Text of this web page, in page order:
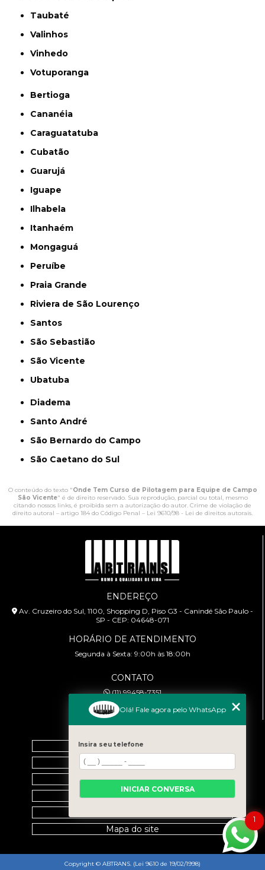
Taubaté
Valinhos
Vinhedo
Votuporanga
Bertioga
Cananéia
Caraguatatuba
Cubatão
Guarujá
Iguape
Ilhabela
Itanhaém
Mongaguá
Peruíbe
Praia Grande
Riviera de São Lourenço
Santos
São Sebastião
São Vicente
Ubatuba
Diadema
Santo André
São Bernardo do Campo
São Caetano do Sul
O conteúdo do texto "Onde Tem Curso de Pilotagem para Equipe de Campo
São Vicente" é de direito reservado. Sua reprodução, parcial ou total, mesmo
citando nossos links, é proibida sem a autorização do autor. Crime de violação de
direito autoral – artigo 184 do Código Penal – Lei 9610/98 - Lei de direitos autorais.
ENDEREÇO
Av. Cruzeiro do Sul, 1100, Shopping D, Piso G3 - Canindé São Paulo -
SP - CEP: 04648-071
HORÁRIO DE ATENDIMENTO
Segunda à Sexta: 9:00h às 18:00h
CONTATO
(11) 99458-7351
cursoabtrans@gmail.com
Home
Empresa
Galeria
Contato
Mapa do site
Copyright © ABTRANS. (Lei 9610 de 19/02/1998)
1
Olá! Fale agora pelo WhatsApp
Insira seu telefone
INICIAR CONVERSA